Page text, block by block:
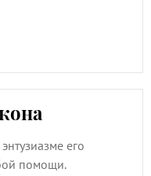
его
помощи.